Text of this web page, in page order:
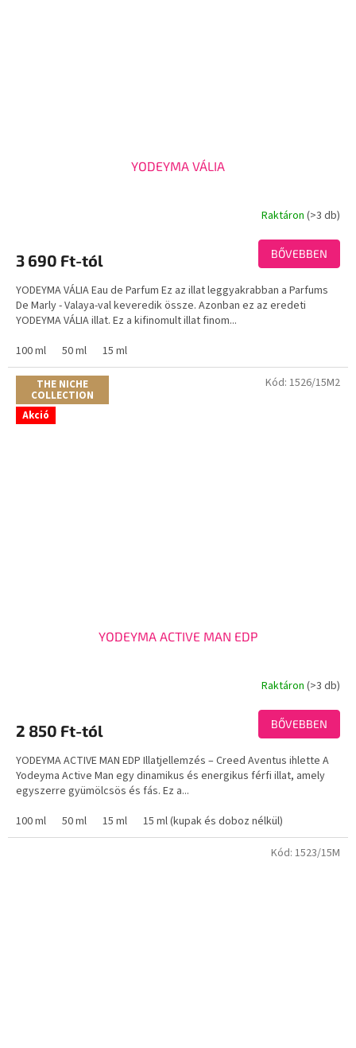
YODEYMA VÁLIA
értékelése
ből
3,2
csillag.
Raktáron(>3 db)
3 690 Ft-tól BŐVEBBEN
YODEYMA VÁLIA Eau de Parfum Ez az illat leggyakrabban a Parfums
De Marly - Valaya-val keveredik össze. Azonban ez az eredeti
YODEYMA VÁLIA illat. Ez a kifinomult illat finom...
100 ml
50 ml 15 ml
THE NICHE
COLLECTION
Akció
YODEYMA ACTIVE MAN EDP
értékelése
ből
3,7
csillag.
Raktáron(>3 db)
2 850 Ft-tól BŐVEBBEN
YODEYMA ACTIVE MAN EDP Illatjellemzés – Creed Aventus ihlette A
Yodeyma Active Man egy dinamikus és energikus férfi illat, amely
egyszerre gyümölcsös és fás. Ez a...
100 ml
50 ml 15 ml 15 ml (kupak és doboz nélkül)
Kód: 1526/15M2
Kód: 1523/15M